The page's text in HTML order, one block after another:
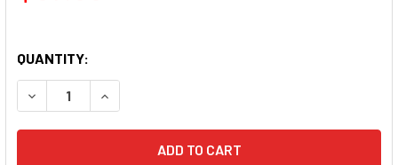
QUANTITY:
DECREASE QUANTITY OF EU YAN SANG MENOEASE
INCREASE QUANTITY OF EU YAN SANG